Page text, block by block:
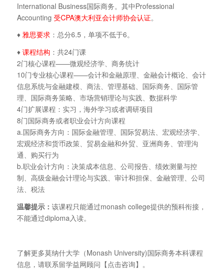
International Business国际商务。其中Professional
Accounting 受CPA澳大利亚会计师协会认证。
♦ 雅思要求：总分6.5，单项不低于6。
♦ 课程结构 ：共24门课
2门核心课程——微观经济学、商务统计
10门专业核心课程——会计和金融原理、金融会计概论、会计
信息系统与金融建模、商法、管理基础、国际商务、国际管
理、国际商务策略、市场营销理论与实践、数据科学
4门扩展课程：实习，海外学习或者调研项目
8门国际商务或者职业会计方向课程
a.国际商务方向：国际金融管理、国际贸易法、宏观经济学、
宏观经济和货币政策、贸易金融和外贸、亚洲商务、管理沟
通、购买行为
b.职业会计方向：决策成本信息、公司报告、绩效测量与控
制、高级金融会计理论与实践、审计和担保、金融管理、公司
法、税法
温馨提示： 该课程只能通过monash college提供的预科衔接，
不能通过diploma入读。
了解更多莫纳什大学（Monash University)国际商务本科课程
信息，请联系留学益网顾问【点击咨询】。